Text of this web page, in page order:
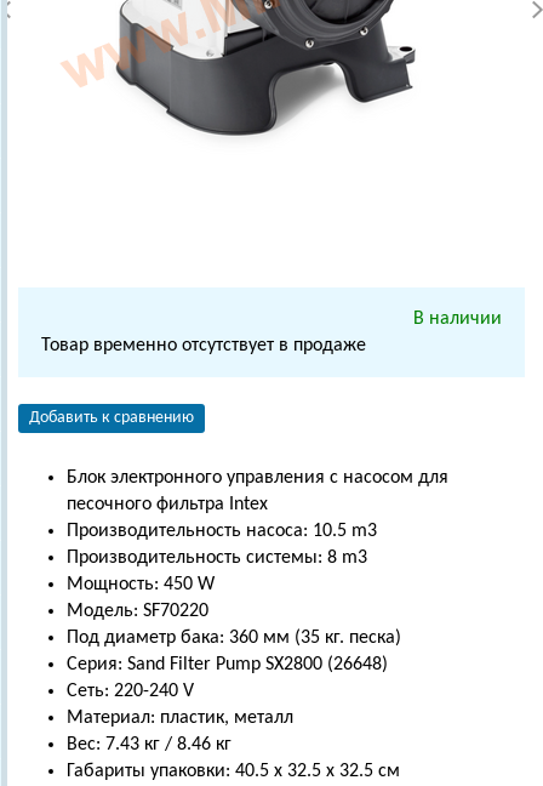
В наличии
Товар временно отсутствует в продаже
Добавить к сравнению
Блок электронного управления с насосом для
песочного фильтра Intex
Производительность насоса: 10.5 m3
Производительность системы: 8 m3
Мощность: 450 W
Модель: SF70220
Под диаметр бака: 360 мм (35 кг. песка)
Серия: Sand Filter Pump SX2800 (26648)
Сеть: 220-240 V
Материал: пластик, металл
Вес: 7.43 кг / 8.46 кг
Габариты упаковки: 40.5 х 32.5 х 32.5 см